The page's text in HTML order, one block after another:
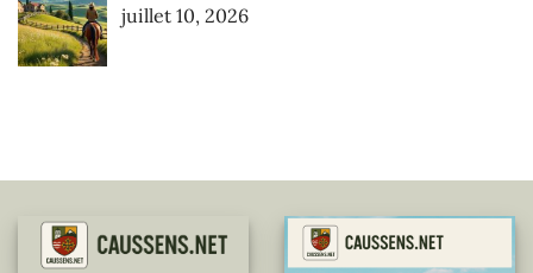
juillet 10, 2026